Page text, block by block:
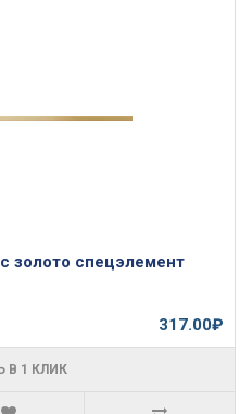
золото спецэлемент
317.00₽
В 1 КЛИК